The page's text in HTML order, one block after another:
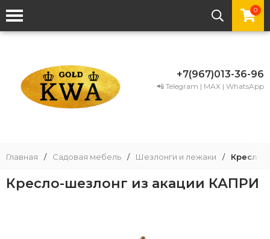
0
+7(967)013-36-96
📲 Telegram | MAX | WhatsApp
Главная / Садовая мебель / Шезлонги и лежаки / Кресло-
Кресло-шезлонг из акации КАПРИ